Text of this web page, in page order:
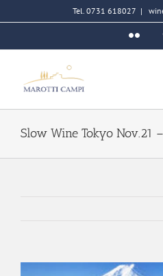
al
Tel. 0731 618027 |
Slow Wine Tokyo Nov.21